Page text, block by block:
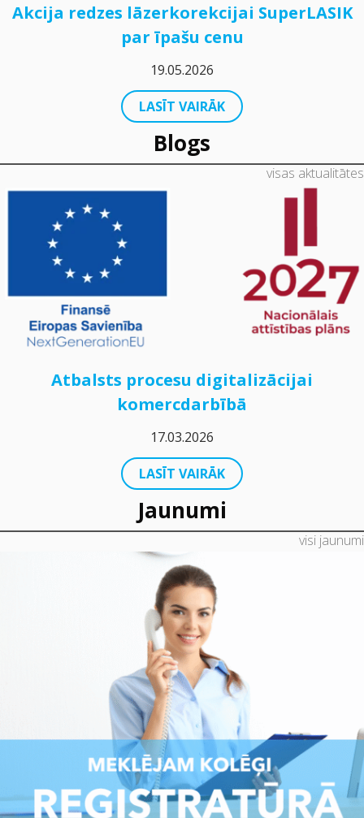
Akcija redzes lāzerkorekcijai SuperLASIK
par īpašu cenu
19.05.2026
LASĪT VAIRĀK
Blogs
visas aktualitātes
Atbalsts procesu digitalizācijai
komercdarbībā
17.03.2026
LASĪT VAIRĀK
Jaunumi
visi jaunumi